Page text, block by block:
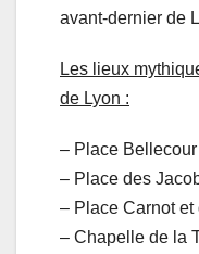
avant-dernier de
Les lieux
de Lyon :
– Place Bellecour
– Place des
– Place Carnot
– Chapelle de la